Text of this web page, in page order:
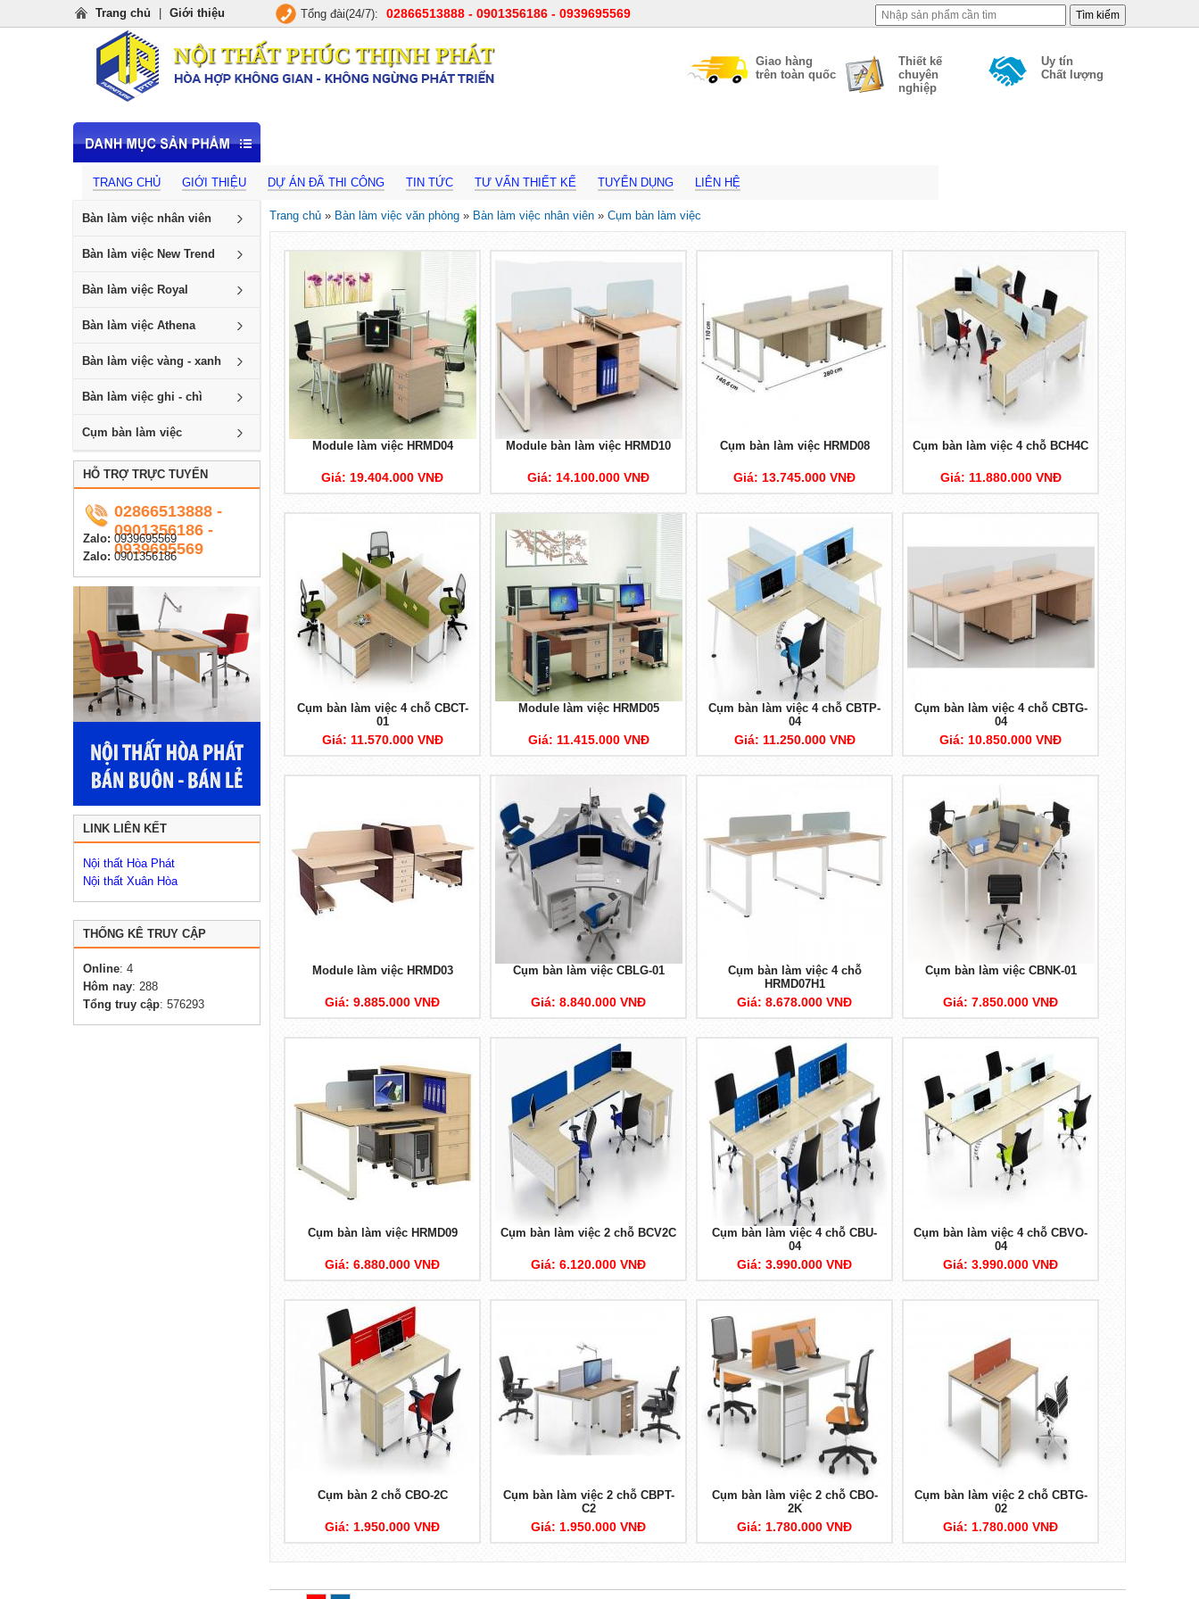
Trang chủ Giới thiệu Tổng đài(24/7): 02866513888 - 0901356186 - 0939695569
Uy tín
Chất lượng
Thiết kế
chuyên
nghiệp
Giao hàng
trên toàn quốc
TRANG CHỦ GIỚI THIỆU DỰ ÁN ĐÃ THI CÔNG TIN TỨC TƯ VẤN THIẾT KẾ TUYỂN DỤNG LIÊN HỆ
Bàn làm việc nhân viên
Bàn làm việc New Trend
Bàn làm việc Royal
Bàn làm việc Athena
Bàn làm việc vàng - xanh
Bàn làm việc ghi - chì
Cụm bàn làm việc
HỖ TRỢ TRỰC TUYẾN
02866513888 -
0901356186 -
0939695569
Zalo: 0939695569
Zalo: 0901356186
LINK LIÊN KẾT
Nội thất Hòa Phát
Nội thất Xuân Hòa
THỐNG KÊ TRUY CẬP
Online: 4
Hôm nay: 288
Tổng truy cập: 576293
Trang chủ » Bàn làm việc văn phòng » Bàn làm việc nhân viên » Cụm bàn làm việc
Module làm việc HRMD04
Giá: 19.404.000 VNĐ
Module bàn làm việc HRMD10
Giá: 14.100.000 VNĐ
Cụm bàn làm việc HRMD08
Giá: 13.745.000 VNĐ
Cụm bàn làm việc 4 chỗ BCH4C
Giá: 11.880.000 VNĐ
Cụm bàn làm việc 4 chỗ CBCT-
01
Giá: 11.570.000 VNĐ
Module làm việc HRMD05
Giá: 11.415.000 VNĐ
Cụm bàn làm việc 4 chỗ CBTP-
04
Giá: 11.250.000 VNĐ
Cụm bàn làm việc 4 chỗ CBTG-
04
Giá: 10.850.000 VNĐ
Module làm việc HRMD03
Giá: 9.885.000 VNĐ
Cụm bàn làm việc CBLG-01
Giá: 8.840.000 VNĐ
Cụm bàn làm việc 4 chỗ
HRMD07H1
Giá: 8.678.000 VNĐ
Cụm bàn làm việc CBNK-01
Giá: 7.850.000 VNĐ
Cụm bàn làm việc HRMD09
Giá: 6.880.000 VNĐ
Cụm bàn làm việc 2 chỗ BCV2C
Giá: 6.120.000 VNĐ
Cụm bàn làm việc 4 chỗ CBU-
04
Giá: 3.990.000 VNĐ
Cụm bàn làm việc 4 chỗ CBVO-
04
Giá: 3.990.000 VNĐ
Cụm bàn 2 chỗ CBO-2C
Giá: 1.950.000 VNĐ
Cụm bàn làm việc 2 chỗ CBPT-
C2
Giá: 1.950.000 VNĐ
Cụm bàn làm việc 2 chỗ CBO-
2K
Giá: 1.780.000 VNĐ
Cụm bàn làm việc 2 chỗ CBTG-
02
Giá: 1.780.000 VNĐ